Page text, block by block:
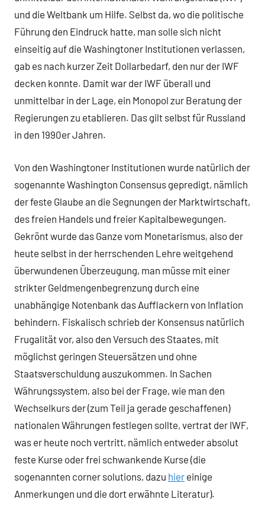
und die Weltbank um Hilfe. Selbst da, wo die politische
Führung den Eindruck hatte, man solle sich nicht
einseitig auf die Washingtoner Institutionen verlassen,
gab es nach kurzer Zeit Dollarbedarf, den nur der IWF
decken konnte. Damit war der IWF überall und
unmittelbar in der Lage, ein Monopol zur Beratung der
Regierungen zu etablieren. Das gilt selbst für Russland
in den 1990er Jahren.
Von den Washingtoner Institutionen wurde natürlich der
sogenannte Washington Consensus gepredigt, nämlich
der feste Glaube an die Segnungen der Marktwirtschaft,
des freien Handels und freier Kapitalbewegungen.
Gekrönt wurde das Ganze vom Monetarismus, also der
heute selbst in der herrschenden Lehre weitgehend
überwundenen Überzeugung, man müsse mit einer
strikter Geldmengenbegrenzung durch eine
unabhängige Notenbank das Aufflackern von Inflation
behindern. Fiskalisch schrieb der Konsensus natürlich
Frugalität vor, also den Versuch des Staates, mit
möglichst geringen Steuersätzen und ohne
Staatsverschuldung auszukommen. In Sachen
Währungssystem, also bei der Frage, wie man den
Wechselkurs der (zum Teil ja gerade geschaffenen)
nationalen Währungen festlegen sollte, vertrat der IWF,
was er heute noch vertritt, nämlich entweder absolut
feste Kurse oder frei schwankende Kurse (die
sogenannten corner solutions, dazu hier einige
Anmerkungen und die dort erwähnte Literatur).